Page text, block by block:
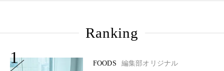
Ranking
1 FOODS
編集部オリジナル